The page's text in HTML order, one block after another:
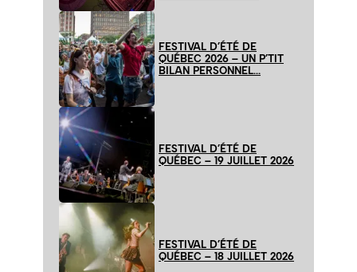
FESTIVAL D’ÉTÉ DE
QUÉBEC 2026 – UN P’TIT
BILAN PERSONNEL…
FESTIVAL D’ÉTÉ DE
QUÉBEC – 19 JUILLET 2026
FESTIVAL D’ÉTÉ DE
QUÉBEC – 18 JUILLET 2026